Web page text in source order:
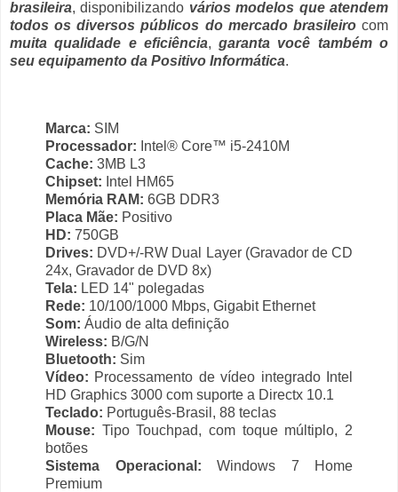
brasileira, disponibilizando vários modelos que atendem
todos os diversos públicos do mercado brasileirocom
muita qualidade e eficiência,garanta você também o
seu equipamento da Positivo Informática.
Marca: SIM
Processador: Intel® Core™ i5-2410M
Cache: 3MB L3
Chipset: Intel HM65
Memória RAM: 6GB DDR3
Placa Mãe: Positivo
HD: 750GB
Drives: DVD+/-RW Dual Layer (Gravador de CD
24x, Gravador de DVD 8x)
Tela: LED 14" polegadas
Rede: 10/100/1000 Mbps, Gigabit Ethernet
Som: Áudio de alta definição
Wireless: B/G/N
Bluetooth: Sim
Vídeo: Processamento de vídeo integrado Intel
HD Graphics 3000 com suporte a Directx 10.1
Teclado: Português-Brasil, 88 teclas
Mouse: Tipo Touchpad, com toque múltiplo, 2
botões
Sistema Operacional: Windows 7 Home
Premium